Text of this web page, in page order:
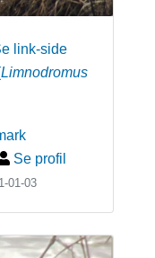
link-side
Limnodromus
Se profil
01-03